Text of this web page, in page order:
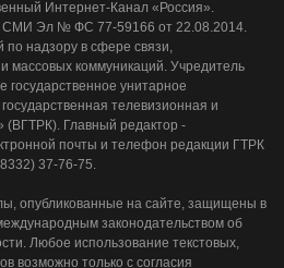
Интернет-Канал «Россия».
СМИ Эл № ФС 77-59166 от 22.08.2014.
надзору в сфере связи,
массовых коммуникаций. Учредитель
унитарное
телевизионная и
(ВГТРК). Главный редактор -
почты и телефон редакции ГТРК
37-76-75.
опубликованные на сайте, защищены в
законодательством об
Любое использование текстовых,
возможно только с согласия